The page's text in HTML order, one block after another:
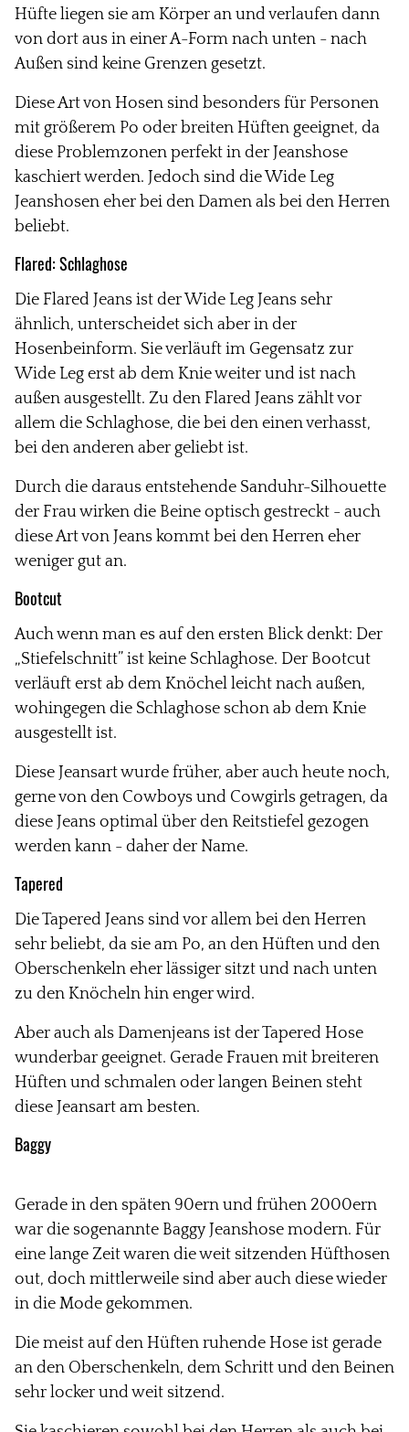
Hüfte liegen sie am Körper an und verlaufen dann
von dort aus in einer A-Form nach unten - nach
Außen sind keine Grenzen gesetzt.
Diese Art von Hosen sind besonders für Personen
mit größerem Po oder breiten Hüften geeignet, da
diese Problemzonen perfekt in der Jeanshose
kaschiert werden. Jedoch sind die Wide Leg
Jeanshosen eher bei den Damen als bei den Herren
beliebt.
Flared:Schlaghose
Die Flared Jeans ist der Wide Leg Jeans sehr
ähnlich, unterscheidet sich aber in der
Hosenbeinform. Sie verläuft im Gegensatz zur
Wide Leg erst ab dem Knie weiter und ist nach
außen ausgestellt. Zu den Flared Jeans zählt vor
allem die Schlaghose, die bei den einen verhasst,
bei den anderen aber geliebt ist.
Durch die daraus entstehende Sanduhr-Silhouette
der Frau wirken die Beine optisch gestreckt - auch
diese Art von Jeans kommt bei den Herren eher
weniger gut an.
Bootcut
Auch wenn man es auf den ersten Blick denkt: Der
„Stiefelschnitt” ist keine Schlaghose. Der Bootcut
verläuft erst ab dem Knöchel leicht nach außen,
wohingegen die Schlaghose schon ab dem Knie
ausgestellt ist.
Diese Jeansart wurde früher, aber auch heute noch,
gerne von den Cowboys und Cowgirls getragen, da
diese Jeans optimal über den Reitstiefel gezogen
werden kann - daher der Name.
Tapered
Die Tapered Jeans sind vor allem bei den Herren
sehr beliebt, da sie am Po, an den Hüften und den
Oberschenkeln eher lässiger sitzt und nach unten
zu den Knöcheln hin enger wird.
Aber auch als Damenjeans ist der Tapered Hose
wunderbar geeignet. Gerade Frauen mit breiteren
Hüften und schmalen oder langen Beinen steht
diese Jeansart am besten.
Baggy
Gerade in den späten 90ern und frühen 2000ern
war die sogenannte Baggy Jeanshose modern. Für
eine lange Zeit waren die weit sitzenden Hüfthosen
out, doch mittlerweile sind aber auch diese wieder
in die Mode gekommen.
Die meist auf den Hüften ruhende Hose ist gerade
an den Oberschenkeln, dem Schritt und den Beinen
sehr locker und weit sitzend.